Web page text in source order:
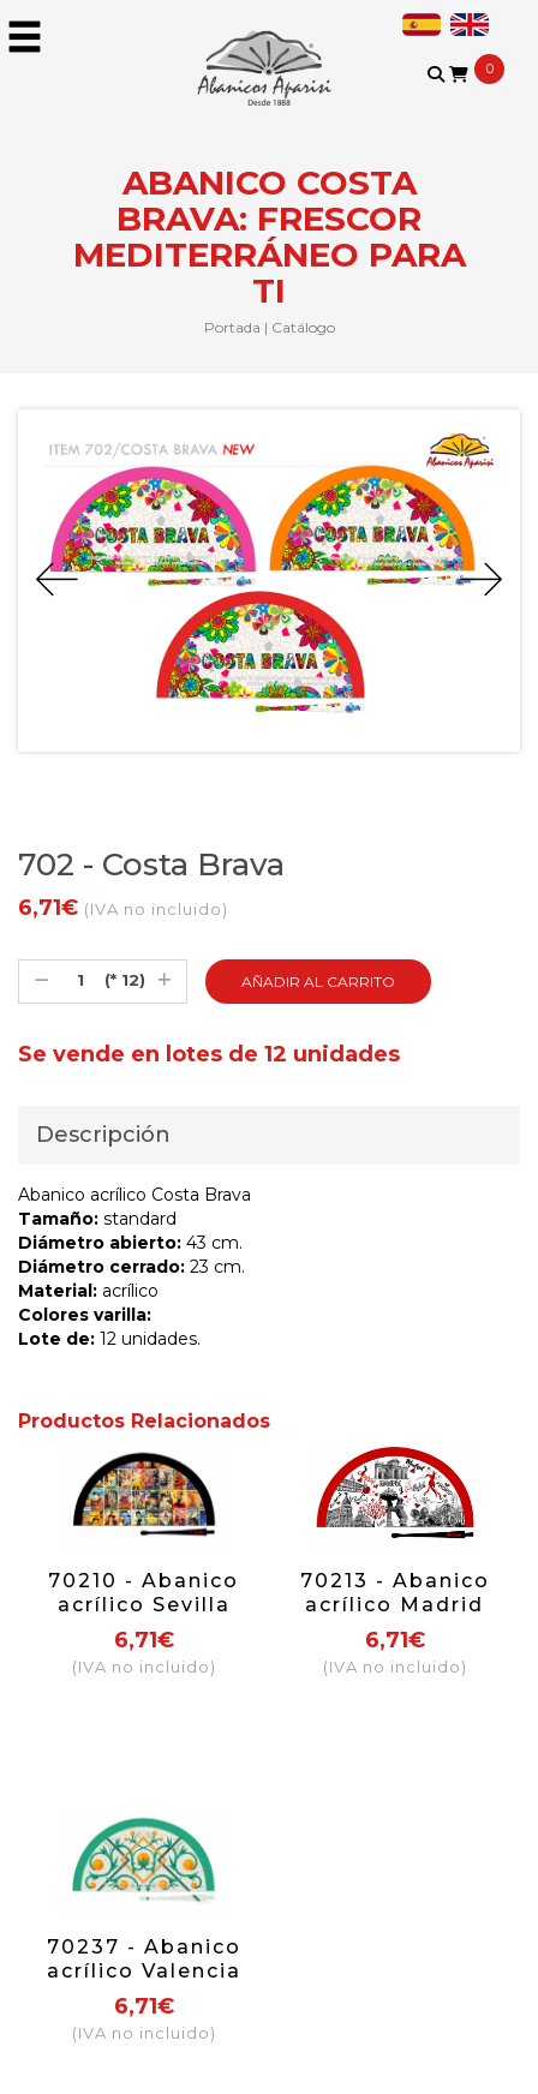
0
ABANICO COSTA
BRAVA: FRESCOR
MEDITERRÁNEO PARA
TI
Portada | Catálogo
702 - Costa Brava
6,71€ (IVA no incluido)
(* 12)
Se vende en lotes de 12 unidades
Descripción
Abanico acrílico Costa Brava
Tamaño: standard
Diámetro abierto: 43 cm.
Diámetro cerrado: 23 cm.
Material: acrílico
Colores varilla:
Lote de: 12 unidades.
Productos Relacionados
70210 - Abanico
acrílico Sevilla
carteles
6,71€
(IVA no incluido)
70213 - Abanico
acrílico Madrid
dibujo
6,71€
(IVA no incluido)
70237 - Abanico
acrílico Valencia
azulejo
6,71€
(IVA no incluido)